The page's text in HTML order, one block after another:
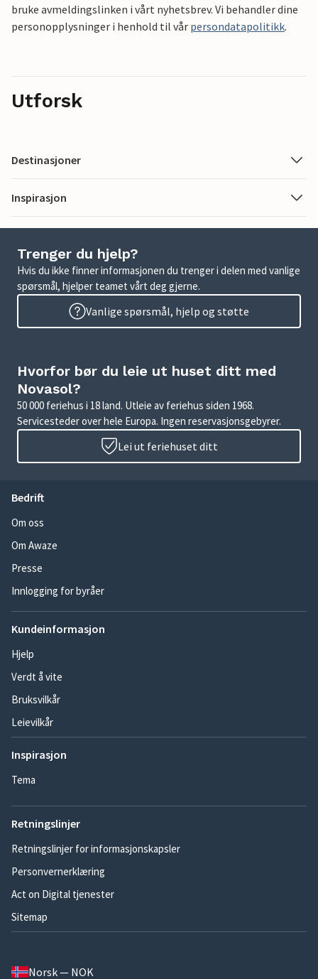
bruke avmeldingslinken i vårt nyhetsbrev. Vi behandler dine
personopplysninger i henhold til vår persondatapolitikk.
Utforsk
Destinasjoner
Inspirasjon
Trenger du hjelp?
Hvis du ikke finner informasjonen du trenger i delen med vanlige
spørsmål, hjelper teamet vårt deg gjerne.
Vanlige spørsmål, hjelp og støtte
Hvorfor bør du leie ut huset ditt med
Novasol?
50 000 feriehus i 18 land. Utleie av feriehus siden 1968.
Servicesteder over hele Europa. Ingen reservasjonsgebyrer.
Lei ut feriehuset ditt
Bedrift
Om oss
Om Awaze
Presse
Innlogging for byråer
Kundeinformasjon
Hjelp
Verdt å vite
Bruksvilkår
Leievilkår
Inspirasjon
Tema
Retningslinjer
Retningslinjer for informasjonskapsler
Personvernerklæring
Act on Digital tjenester
Sitemap
Norsk — NOK